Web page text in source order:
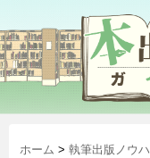
ホーム > 執筆出版ノウ